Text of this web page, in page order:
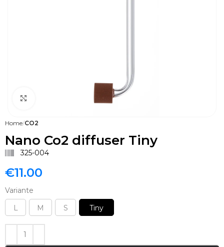
Home CO2
Nano Co2 diffuser Tiny
325-004
€11.00
Variante
L
M S Tiny